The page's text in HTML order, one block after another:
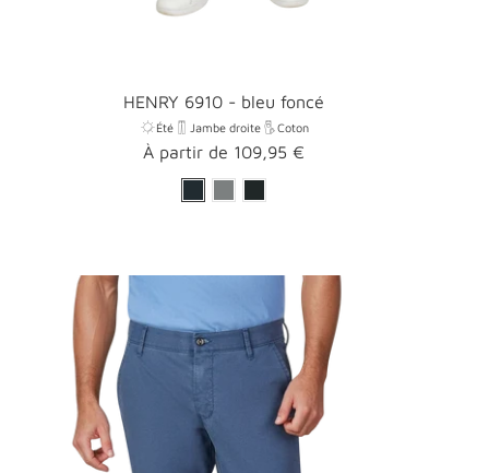
HENRY 6910 - bleu foncé
Été Jambe droite Coton
Prix
promotionnel
À partir de 109,95 €